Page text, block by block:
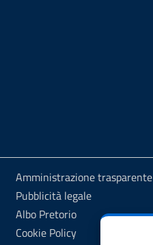
Amministrazione trasparente
Pubblicità legale
Albo Pretorio
Cookie Policy